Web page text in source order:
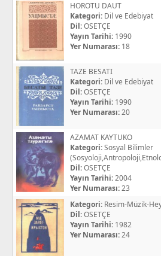
HOROTU DAUT
Kategori: Dil ve Edebiyat
Dil:OSETÇE
Yayın Tarihi: 1990
Yer Numarası: 18
TAZE BESATI
Kategori: Dil ve Edebiyat
Dil:OSETÇE
Yayın Tarihi: 1990
Yer Numarası:20
AZAMAT KAYTUKO
Kategori:Sosyal Bilimler
Dil:OSETÇE
Yayın Tarihi:2004
Yer Numarası:23
Kategori: Resim-Müzik-
Dil:OSETÇE
Yayın Tarihi: 1982
Yer Numarası:24